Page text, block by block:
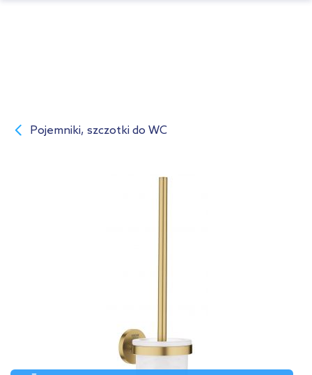
Pojemniki, szczotki do WC